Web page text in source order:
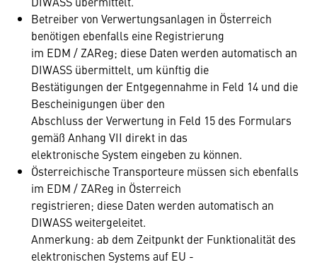
Betreiber von Verwertungsanlagen in Österreich
benötigen ebenfalls eine Registrierung
im EDM / ZAReg; diese Daten werden automatisch an
DIWASS übermittelt, um künftig die
Bestätigungen der Entgegennahme in Feld 14 und die
Bescheinigungen über den
Abschluss der Verwertung in Feld 15 des Formulars
gemäß Anhang VII direkt in das
elektronische System eingeben zu können.
Österreichische Transporteure müssen sich ebenfalls
im EDM / ZAReg in Österreich
registrieren; diese Daten werden automatisch an
DIWASS weitergeleitet.
Anmerkung: ab dem Zeitpunkt der Funktionalität des
elektronischen Systems auf EU -